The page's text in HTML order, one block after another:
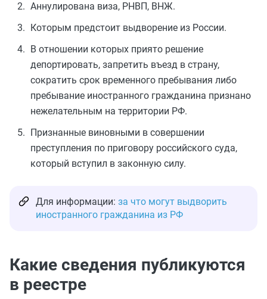
Аннулирована виза, РНВП, ВНЖ.
Которым предстоит выдворение из России.
В отношении которых приято решение
депортировать, запретить въезд в страну,
сократить срок временного пребывания либо
пребывание иностранного гражданина признано
нежелательным на территории РФ.
Признанные виновными в совершении
преступления по приговору российского суда,
который вступил в законную силу.
Для информации: за что могут выдворить
иностранного гражданина из РФ
Какие сведения публикуются
в реестре